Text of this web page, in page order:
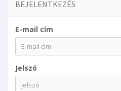
BEJELENTKEZÉS
E-mail cím
Jelszó